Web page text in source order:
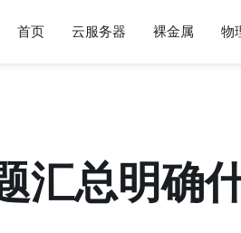
首页 云服务器 裸金属 物
汇总明确